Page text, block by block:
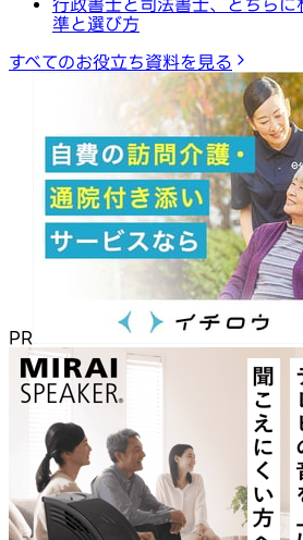
行政書士と司法書士、どちらに
準と選び方
すべてのお役立ち資料を見る
PR